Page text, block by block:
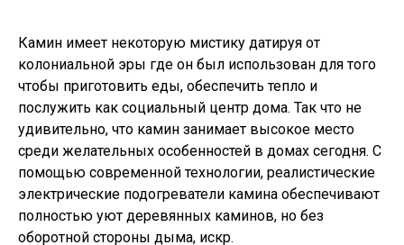
Камин имеет некоторую мистику датируя от
колониальной эры где он был использован для того
чтобы приготовить еды, обеспечить тепло и
послужить как социальный центр дома. Так что не
удивительно, что камин занимает высокое место
среди желательных особенностей в домах сегодня. С
помощью современной технологии, реалистические
электрические подогреватели камина обеспечивают
полностью уют деревянных каминов, но без
оборотной стороны дыма, искр.